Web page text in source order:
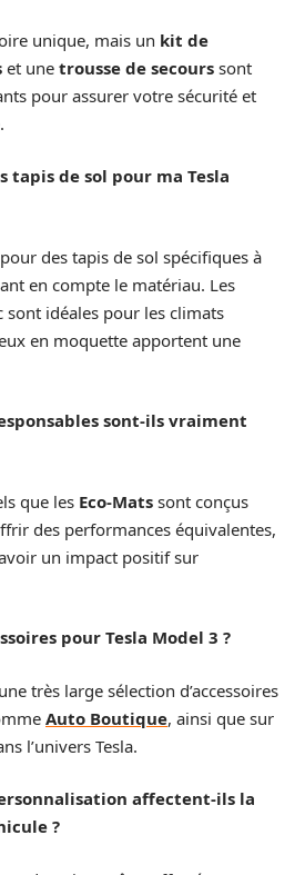
unique, mais un kit de
et une trousse de secours sont
pour assurer votre sécurité et
tapis de sol pour ma Tesla
des tapis de sol spécifiques à
en compte le matériau. Les
idéales pour les climats
en moquette apportent une
sont-ils vraiment
que les Eco-Mats sont conçus
des performances équivalentes,
un impact positif sur
pour Tesla Model 3 ?
très large sélection d’accessoires
Auto Boutique, ainsi que sur
l’univers Tesla.
affectent-ils la
?